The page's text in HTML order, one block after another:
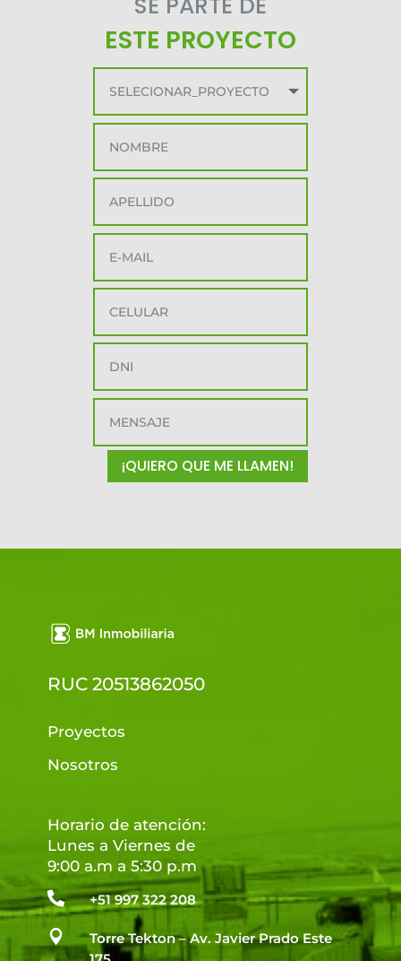
ESTE PROYECTO
¡QUIERO QUE ME LLAMEN!
RUC 20513862050
Proyectos
Nosotros
Horario de atención:
Lunes a Viernes de
9:00 a.m a 5:30 p.m
 +51 997 322 208

Torre Tekton – Av. Javier Prado Este